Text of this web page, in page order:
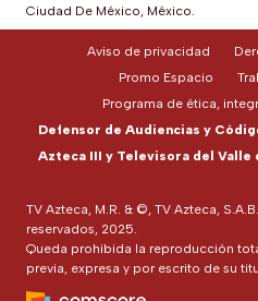
Ciudad De México, México.
TV Azteca, M.R. & ©, TV Azteca,
reservados, 2025.
Queda prohibida la reproducción
previa, expresa y por escrito de su
Aviso de privacidad
Promo Espacio
Programa de ética,
Defensor de Audiencias y
Azteca III y Televisora del Valle